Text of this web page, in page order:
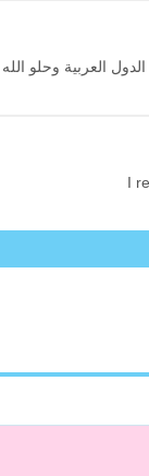
العربية وحلو الله
I